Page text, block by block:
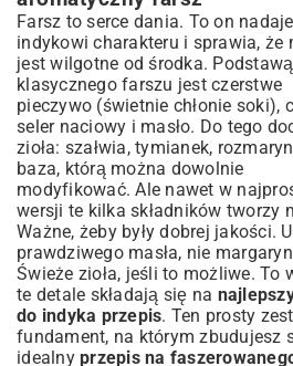
Farsz to serce dania. To on nadaje
indykowi charakteru i sprawia, że
jest wilgotne od środka. Podstawą
klasycznego farszu jest czerstwe
pieczywo (świetnie chłonie soki),
seler naciowy i masło. Do tego
zioła: szałwia, tymianek,
baza, którą można dowolnie
modyfikować. Ale nawet w
wersji te kilka składników tworzy
Ważne, żeby były dobrej jakości.
prawdziwego masła, nie
Świeże zioła, jeśli to możliwe. To
te detale składają się na
do indyka przepis. Ten prosty
fundament, na którym zbudujesz
idealny przepis na